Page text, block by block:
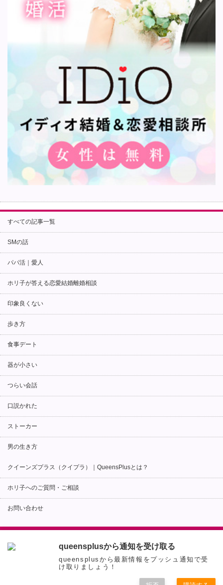
すべての記事一覧
SMの話
パパ活｜愛人
ホリ子が答える恋愛結婚離婚相談
印象良くない
歩き方
食事デート
器が小さい
つらい会話
口説かれた
ストーカー
男の生き方
クイーンズプラス（クイプラ）｜QueensPlusとは？
ホリ子へのご質問・ご相談
お問い合わせ
Copyright ©
婚活カウンセラーが語る-出会い・マッチングアプリ成功のための恋愛術
と秘訣|クイプラ!All rights reserved.
queensplusから通知を受け取る
queensplusから最新情報をプッシュ通知で受
け取りましょう！